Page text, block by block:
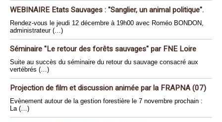
WEBINAIRE Etats Sauvages : "Sanglier, un animal politique".
Rendez-vous le jeudi 12 décembre à 19h00 avec Roméo BONDON,
administrateur (…)
Séminaire "Le retour des forêts sauvages" par FNE Loire
Suite au succès du séminaire du retour du sauvage consacré aux
vertébrés (…)
Projection de film et discussion animée par la FRAPNA (07)
Evènement autour de la gestion forestière le 7 novembre prochain :
La (…)